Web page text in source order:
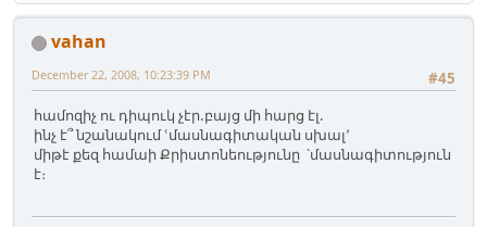
vahan
#45
December 22, 2008, 10:23:39 PM
համոզիչ ու դիպուկ չէր.բայց մի հարց էլ.
ինչ է՞ նշանակում ՙմասնագիտական սխալ՚
միթէ քեզ համաի Քրիստոնեությունը ՝մասնագիտություն
է։